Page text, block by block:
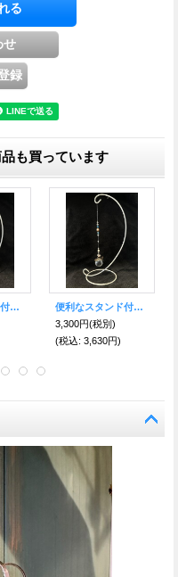
も買っています
魔を祓い幸運を呼ぶ勾玉！★ トラブル・災難回避のターコイズ
魔を祓い幸運を呼ぶ！勾玉★強力な浄化作用＝強運水晶！
1,700円(税別)
(税込: 1,870円)